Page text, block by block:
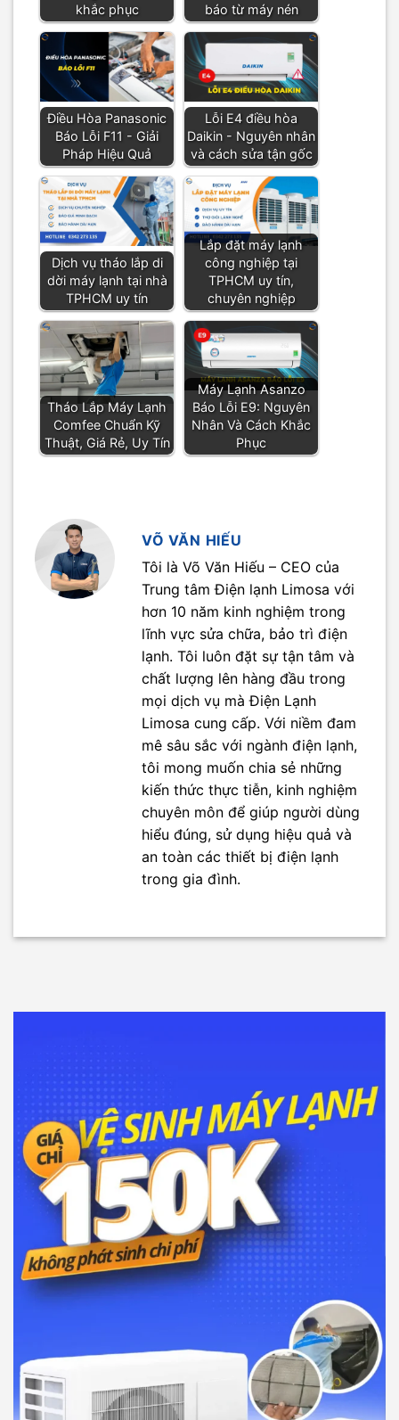
khắc phục
báo từ máy nén
Điều Hòa Panasonic
Báo Lỗi F11 - Giải
Pháp Hiệu Quả
Lỗi E4 điều hòa
Daikin - Nguyên nhân
và cách sửa tận gốc
Dịch vụ tháo lắp di
dời máy lạnh tại nhà
TPHCM uy tín
Lắp đặt máy lạnh
công nghiệp tại
TPHCM uy tín,
chuyên nghiệp
Tháo Lắp Máy Lạnh
Comfee Chuẩn Kỹ
Thuật, Giá Rẻ, Uy Tín
Máy Lạnh Asanzo
Báo Lỗi E9: Nguyên
Nhân Và Cách Khắc
Phục
VÕ VĂN HIẾU
Tôi là Võ Văn Hiếu – CEO của
Trung tâm Điện lạnh Limosa với
hơn 10 năm kinh nghiệm trong
lĩnh vực sửa chữa, bảo trì điện
lạnh. Tôi luôn đặt sự tận tâm và
chất lượng lên hàng đầu trong
mọi dịch vụ mà Điện Lạnh
Limosa cung cấp. Với niềm đam
mê sâu sắc với ngành điện lạnh,
tôi mong muốn chia sẻ những
kiến thức thực tiễn, kinh nghiệm
chuyên môn để giúp người dùng
hiểu đúng, sử dụng hiệu quả và
an toàn các thiết bị điện lạnh
trong gia đình.